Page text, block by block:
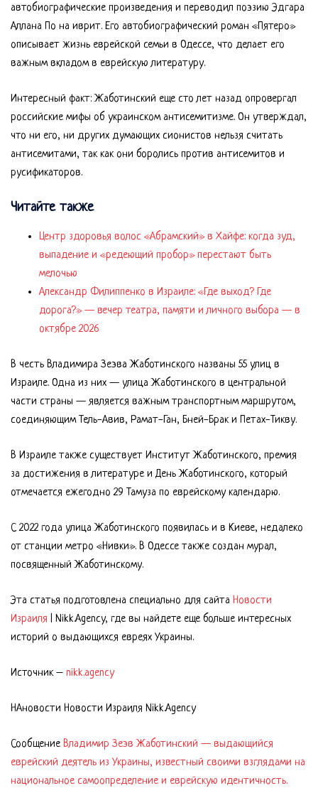
автобиографические произведения и переводил поэзию Эдгара
Аллана По на иврит. Его автобиографический роман «Пятеро»
описывает жизнь еврейской семьи в Одессе, что делает его
важным вкладом в еврейскую литературу.
Интересный факт: Жаботинский еще сто лет назад опровергал
российские мифы об украинском антисемитизме. Он утверждал,
что ни его, ни других думающих сионистов нельзя считать
антисемитами, так как они боролись против антисемитов и
русификаторов.
Читайте также
Центр здоровья волос «Абрaмский» в Хайфе: когда зуд,
выпадение и «редеющий пробор» перестают быть
мелочью
Александр Филиппенко в Израиле: «Где выход? Где
дорога?» — вечер театра, памяти и личного выбора — в
октябре 2026
В честь Владимира Зеэва Жаботинского названы 55 улиц в
Израиле. Одна из них — улица Жаботинского в центральной
части страны — является важным транспортным маршрутом,
соединяющим Тель-Авив, Рамат-Ган, Бней-Брак и Петах-Тикву.
В Израиле также существует Институт Жаботинского, премия
за достижения в литературе и День Жаботинского, который
отмечается ежегодно 29 Тамуза по еврейскому календарю.
С 2022 года улица Жаботинского появилась и в Киеве, недалеко
от станции метро «Нивки». В Одессе также создан мурал,
посвященный Жаботинскому.
Эта статья подготовлена специально для сайта Новости
Израиля | Nikk.Agency, где вы найдете еще больше интересных
историй о выдающихся евреях Украины.
Источник – nikk.agency
НАновости Новости Израиля Nikk.Agency
СообщениеВладимир Зеэв Жаботинский — выдающийся
еврейский деятель из Украины, известный своими взглядами на
национальное самоопределение и еврейскую идентичность.